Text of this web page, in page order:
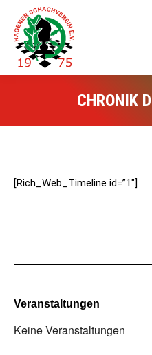
CHRONIK
[Rich_Web_Timeline id=”1″]
Veranstaltungen
Keine Veranstaltungen